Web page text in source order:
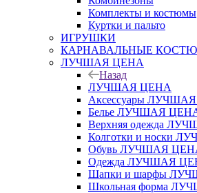
Комплекты и костюмы
Куртки и пальто
ИГРУШКИ
КАРНАВАЛЬНЫЕ
ЛУЧШАЯ ЦЕНА
Назад
ЛУЧШАЯ ЦЕНА
Аксессуары
Белье ЛУЧШАЯ
Верхняя одежда
Колготки и носки
Обувь ЛУЧШАЯ
Одежда ЛУЧШАЯ
Шапки и шарфы
Школьная форма